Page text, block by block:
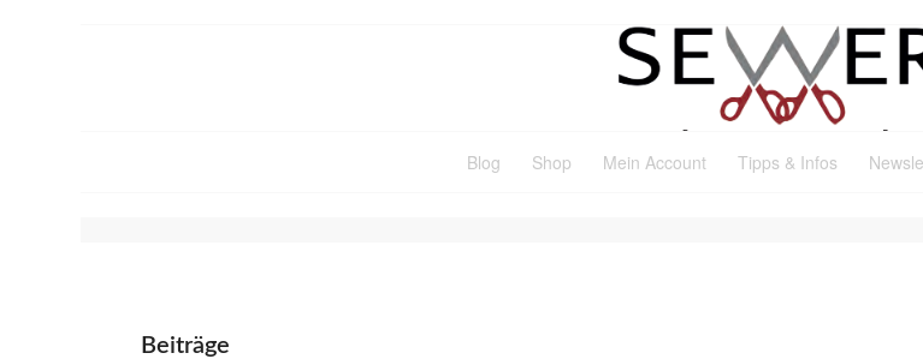
Blog Shop Mein Account Tipps & Infos
Beiträge